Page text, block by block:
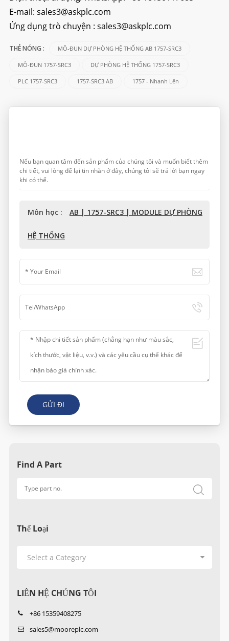
E-mail: sales3@askplc.com
Ứng dụng trò chuyện : sales3@askplc.com
THẺ NÓNG : MÔ-ĐUN DỰ PHÒNG HỆ THỐNG AB 1757-SRC3
MÔ-ĐUN 1757-SRC3 DỰ PHÒNG HỆ THỐNG 1757-SRC3
PLC 1757-SRC3 1757-SRC3 AB 1757 - Nhanh Lên
Nếu bạn quan tâm đến sản phẩm của chúng tôi và muốn biết thêm
chi tiết, vui lòng để lại tin nhắn ở đây, chúng tôi sẽ trả lời bạn ngay
khi có thể.
Môn học : AB | 1757-SRC3 | MODULE DỰ PHÒNG
HỆ THỐNG
GỬI ĐI
Find A Part
Thể Loại
LIÊN HỆ CHÚNG TÔI
+86 15359408275
sales5@mooreplc.com